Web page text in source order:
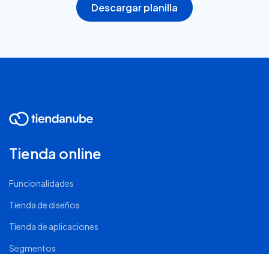
Descargar planilla
Tienda online
Funcionalidades
Tienda de diseños
Tienda de aplicaciones
Segmentos